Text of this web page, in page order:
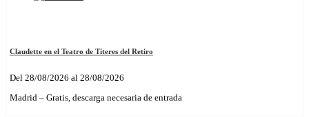
Claudette en el Teatro de Títeres del Retiro
Del 28/08/2026 al 28/08/2026
Madrid – Gratis, descarga necesaria de entrada